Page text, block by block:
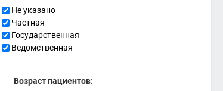
Не указано
Частная
Государственная
Ведомственная
Возраст пациентов: